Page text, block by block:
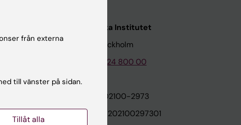
Karolinska Institutet
171 77 Stockholm
Tel: 08-524 800 00
Org.nr: 202100-2973
VAT.nr: SE202100297301
från externa
till vänster på sidan.
Tillåt alla